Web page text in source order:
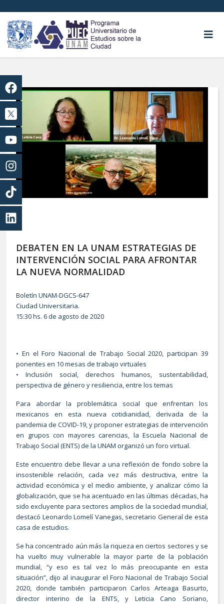
DEBATEN EN LA UNAM ESTRATEGIAS DE
INTERVENCIÓN SOCIAL PARA AFRONTAR
LA NUEVA NORMALIDAD
Boletín UNAM-DGCS-647
Ciudad Universitaria.
15:30 hs. 6 de agosto de 2020
• En el Foro Nacional de Trabajo Social 2020, participan 39
ponentes en 10 mesas de trabajo virtuales
• Inclusión social, derechos humanos, sustentabilidad,
perspectiva de género y resiliencia, entre los temas
Para abordar la problemática social que enfrentan los
mexicanos en esta nueva cotidianidad, derivada de la
pandemia de COVID-19, y proponer estrategias de intervención
en grupos con mayores carencias, la Escuela Nacional de
Trabajo Social (ENTS) de la UNAM organizó un foro virtual.
Este encuentro debe llevar a una reflexión de fondo sobre la
insostenible relación, cada vez más destructiva, entre la
actividad económica y el medio ambiente, y analizar cómo la
globalización, que se ha acentuado en las últimas décadas, ha
sido excluyente para sectores amplios de la sociedad mundial,
destacó Leonardo Lomelí Vanegas, secretario General de esta
casa de estudios.
Se ha concentrado aún más la riqueza en ciertos sectores y se
ha vuelto muy vulnerable la mayor parte de la población
mundial, “y eso es tal vez lo más preocupante en esta
situación”, dijo al inaugurar el Foro Nacional de Trabajo Social
2020, donde también participaron Carlos Arteaga Basurto,
director interino de la ENTS, y Leticia Cano Soriano,